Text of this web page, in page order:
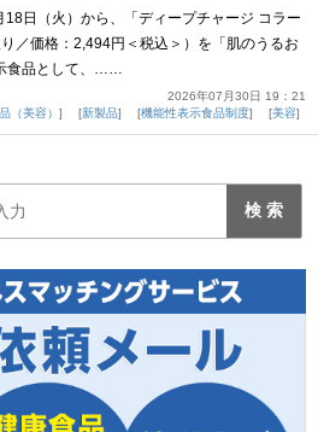
日（火）から、「ディープチャージ コラー
／価格：2,494円＜税込＞）を「肌のうるお
食品として、……
2026年07月30日 19：21
（美容） 新製品 機能性表示食品制度 美容